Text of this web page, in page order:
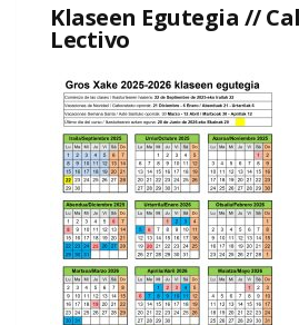
Klaseen Egutegia //
Lectivo